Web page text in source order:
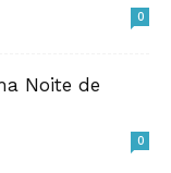
0
Noite de
0